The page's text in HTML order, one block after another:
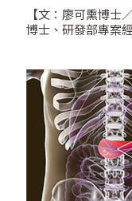
【文：廖可熏博士
博士、研發部專案經理】 女性常見癌症包含子